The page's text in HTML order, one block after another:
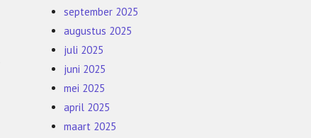
september 2025
augustus 2025
juli 2025
juni 2025
mei 2025
april 2025
maart 2025